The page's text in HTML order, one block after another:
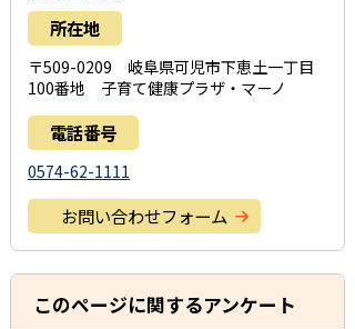
所在地
〒509-0209 岐阜県可児市下恵土一丁目
100番地 子育て健康プラザ・マーノ
電話番号
0574-62-1111
お問い合わせフォーム
このページに関するアンケート